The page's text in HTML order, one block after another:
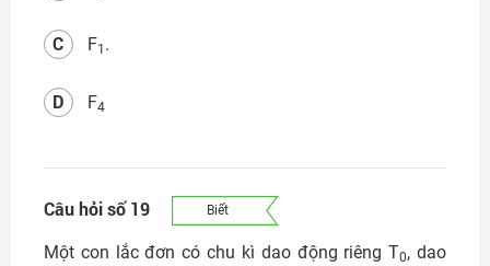
F1 .
C
F4
D
Câu hỏi số 19 Biết
Một con lắc đơn có chu kì dao động riêng T0, dao